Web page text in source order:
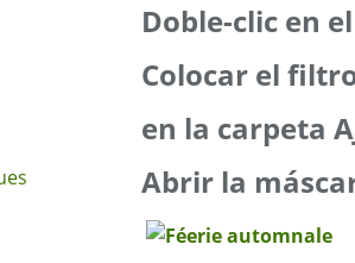
Doble-clic en
Colocar el
en la carpeta
Abrir la